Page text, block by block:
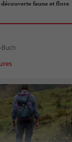
découverte faune et flore
Buch